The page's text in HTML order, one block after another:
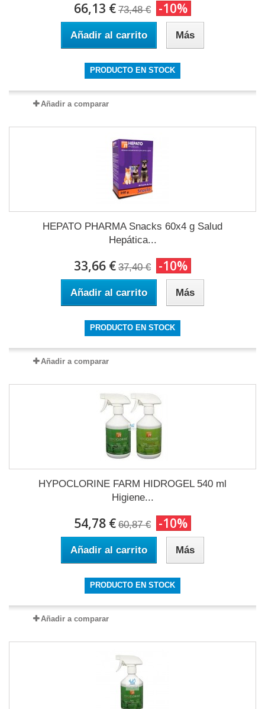
66,13 € 73,48 € -10%
Añadir al carrito Más
PRODUCTO EN STOCK
Añadir a comparar
HEPATO PHARMA Snacks 60x4 g Salud
Hepática...
33,66 € 37,40 € -10%
Añadir al carrito Más
PRODUCTO EN STOCK
Añadir a comparar
HYPOCLORINE FARM HIDROGEL 540 ml
Higiene...
54,78 € 60,87 € -10%
Añadir al carrito Más
PRODUCTO EN STOCK
Añadir a comparar